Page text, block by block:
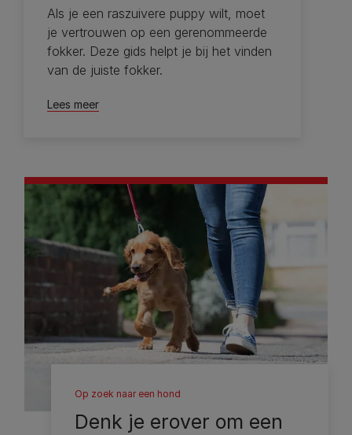
Als je een raszuivere puppy wilt, moet
je vertrouwen op een gerenommeerde
fokker. Deze gids helpt je bij het vinden
van de juiste fokker.
Lees meer
Op zoek naar een hond
Denk je erover om een ​​